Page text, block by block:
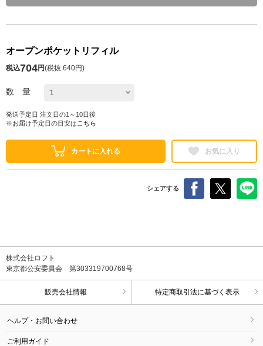
オープンポケットリフィル
税込704円(税抜 640円)
数 量
発送予定日 注文日の1～10日後
※お届け予定日の目安は こちら
カートに入れる お気に入り
シェアする
株式会社ロフト
東京都公安委員会 第303319700768号
販売会社情報 特定商取引法に基づく表示
ヘルプ・お問い合わせ
ご利用ガイド